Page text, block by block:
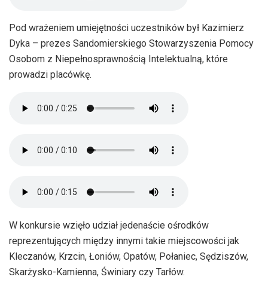
Pod wrażeniem umiejętności uczestników był Kazimierz
Dyka – prezes Sandomierskiego Stowarzyszenia Pomocy
Osobom z Niepełnosprawnością Intelektualną, które
prowadzi placówkę.
W konkursie wzięło udział jedenaście ośrodków
reprezentujących między innymi takie miejscowości jak
Kleczanów, Krzcin, Łoniów, Opatów, Połaniec, Sędziszów,
Skarżysko-Kamienna, Świniary czy Tarłów.